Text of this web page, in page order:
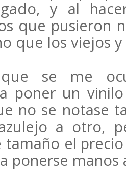
y al
que pusieron
que los viejos
se me
poner un
no se notase
a otro,
el
ponerse manos